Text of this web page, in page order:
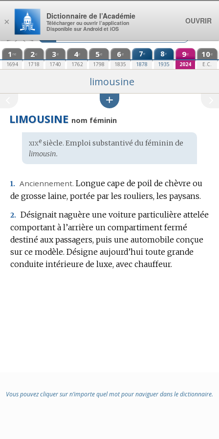
Aller au contenu
1 re
1694
2e
1718
3e
1740
4e
1762
5e
1798
6e
1835
7e
1878
8e
1935
9e
2024
10e
E.C.
limousine
LIMOUSINE nom féminin
Étymologie
:
xixesiècle. Emploi substantivé du féminin de
limousin.
1. Anciennement. Longue cape de poil de chèvre ou
de grosse laine, portée par les rouliers, les paysans.
2. Désignait naguère une voiture particulière attelée
comportant à l’arrière un compartiment fermé
destiné aux passagers, puis une automobile conçue
sur ce modèle. Désigne aujourd’hui toute grande
conduite intérieure de luxe, avec chauffeur.
Vous pouvez cliquer sur n’importe quel mot pour naviguer dans le dictionnaire.
×
Dictionnaire de l’Académie
Télécharger ou ouvrir l’application
Disponible sur Android et iOS
OUVRIR